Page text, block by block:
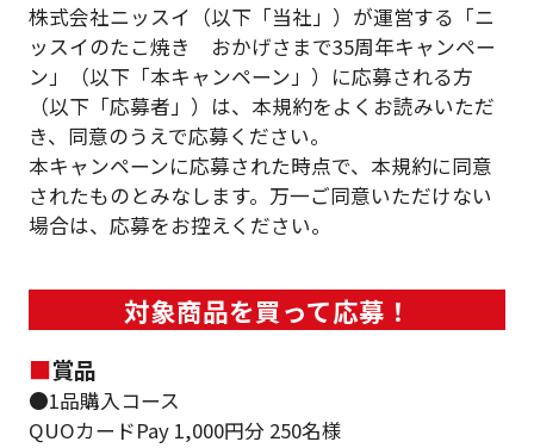
株式会社ニッスイ（以下「当社」）が運営する「ニ
ッスイのたこ焼き おかげさまで35周年キャンペー
ン」（以下「本キャンペーン」）に応募される方
（以下「応募者」）は、本規約をよくお読みいただ
き、同意のうえで応募ください。
本キャンペーンに応募された時点で、本規約に同意
されたものとみなします。万一ご同意いただけない
場合は、応募をお控えください。
対象商品を買って応募！
■賞品
●1品購入コース
QUOカードPay 1,000円分 250名様